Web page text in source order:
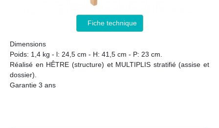
Fiche technique
Dimensions
Poids: 1,4 kg - l: 24,5 cm - H: 41,5 cm - P: 23 cm.
Réalisé en HÊTRE (structure) et MULTIPLIS stratifié (assise et
dossier).
Garantie 3 ans